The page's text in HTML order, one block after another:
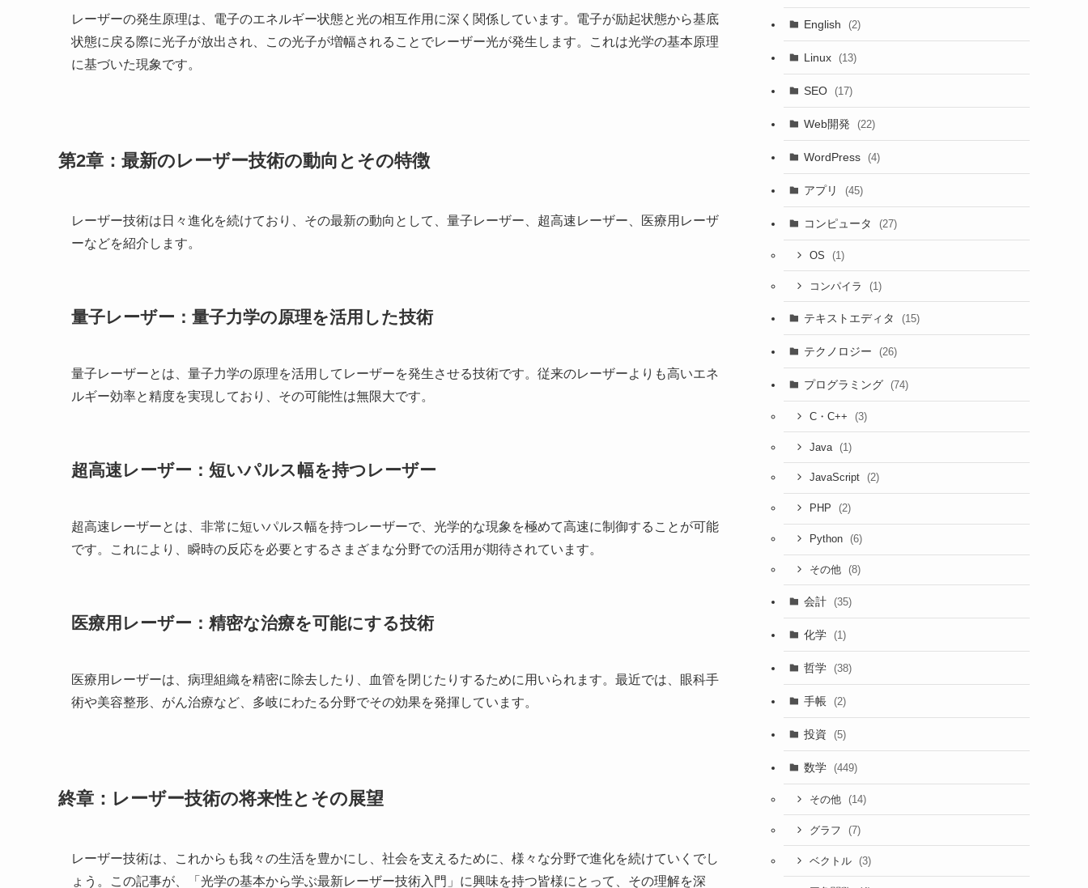
レーザーの発生原理は、電子のエネルギー状態と光の相互作用に深く関係しています。電子が励起状態から基底
状態に戻る際に光子が放出され、この光子が増幅されることでレーザー光が発生します。これは光学の基本原理
に基づいた現象です。
第2章：最新のレーザー技術の動向とその特徴
レーザー技術は日々進化を続けており、その最新の動向として、量子レーザー、超高速レーザー、医療用レーザ
ーなどを紹介します。
量子レーザー：量子力学の原理を活用した技術
量子レーザーとは、量子力学の原理を活用してレーザーを発生させる技術です。従来のレーザーよりも高いエネ
ルギー効率と精度を実現しており、その可能性は無限大です。
超高速レーザー：短いパルス幅を持つレーザー
超高速レーザーとは、非常に短いパルス幅を持つレーザーで、光学的な現象を極めて高速に制御することが可能
です。これにより、瞬時の反応を必要とするさまざまな分野での活用が期待されています。
医療用レーザー：精密な治療を可能にする技術
医療用レーザーは、病理組織を精密に除去したり、血管を閉じたりするために用いられます。最近では、眼科手
術や美容整形、がん治療など、多岐にわたる分野でその効果を発揮しています。
終章：レーザー技術の将来性とその展望
レーザー技術は、これからも我々の生活を豊かにし、社会を支えるために、様々な分野で進化を続けていくでし
ょう。この記事が、「光学の基本から学ぶ最新レーザー技術入門」に興味を持つ皆様にとって、その理解を深
English (2)
Linux (13)
SEO (17)
Web開発 (22)
WordPress (4)
アプリ (45)
コンピュータ (27)
OS (1)
コンパイラ (1)
テキストエディタ (15)
テクノロジー (26)
プログラミング (74)
C・C++ (3)
Java (1)
JavaScript (2)
PHP (2)
Python (6)
その他 (8)
会計 (35)
化学 (1)
哲学 (38)
手帳 (2)
投資 (5)
数学 (449)
その他 (14)
グラフ (7)
ベクトル (3)